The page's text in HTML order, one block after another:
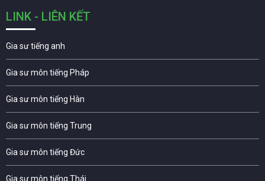
LINK - LIÊN KẾT
Gia sư tiếng anh
Gia sư môn tiếng Pháp
Gia sư môn tiếng Hàn
Gia sư môn tiếng Trung
Gia sư môn tiếng Đức
Gia sư môn tiếng Thái